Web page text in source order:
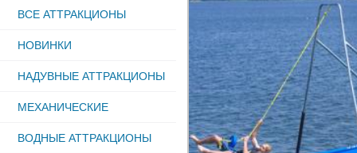
ВСЕ АТТРАКЦИОНЫ
НОВИНКИ
НАДУВНЫЕ АТТРАКЦИОНЫ
МЕХАНИЧЕСКИЕ
ВОДНЫЕ АТТРАКЦИОНЫ